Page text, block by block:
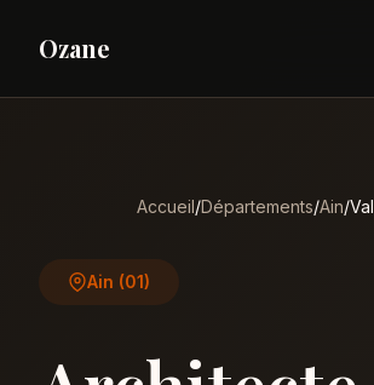
Ozane
Accueil/Départements/Ain/
Ain (01)